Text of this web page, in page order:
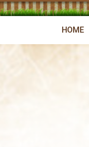
HOME